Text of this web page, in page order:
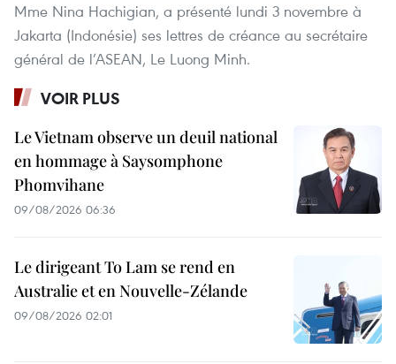
Mme Nina Hachigian, a présenté lundi 3 novembre à
Jakarta (Indonésie) ses lettres de créance au secrétaire
général de l’ASEAN, Le Luong Minh.
VOIR PLUS
Le Vietnam observe un deuil national
en hommage à Saysomphone
Phomvihane
09/08/2026 06:36
Le dirigeant To Lam se rend en
Australie et en Nouvelle-Zélande
09/08/2026 02:01